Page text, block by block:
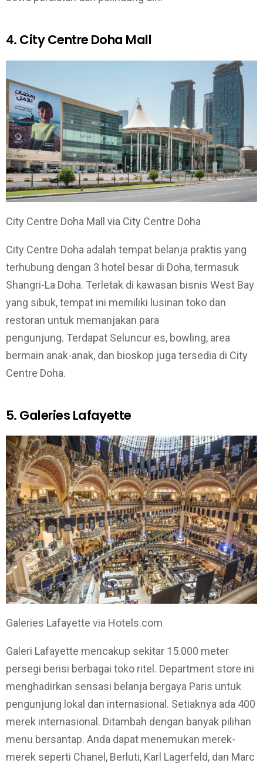
4. City Centre Doha Mall
City Centre Doha Mall via City Centre Doha
City Centre Doha adalah tempat belanja praktis yang
terhubung dengan 3 hotel besar di Doha, termasuk
Shangri-La Doha. Terletak di kawasan bisnis West Bay
yang sibuk, tempat ini memiliki lusinan toko dan
restoran untuk memanjakan para
pengunjung. Terdapat Seluncur es, bowling, area
bermain anak-anak, dan bioskop juga tersedia di City
Centre Doha.
5. Galeries Lafayette
Galeries Lafayette via Hotels.com
Galeri Lafayette mencakup sekitar 15.000 meter
persegi berisi berbagai toko ritel. Department store ini
menghadirkan sensasi belanja bergaya Paris untuk
pengunjung lokal dan internasional. Setiaknya ada 400
merek internasional. Ditambah dengan banyak pilihan
menu bersantap. Anda dapat menemukan merek-
merek seperti Chanel, Berluti, Karl Lagerfeld, dan Marc